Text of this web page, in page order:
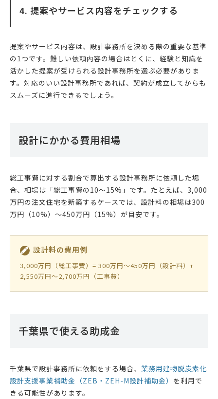
4. 提案やサービス内容をチェックする
提案やサービス内容は、設計事務所を決める際の重要な基準
の1つです。難しい依頼内容の場合はとくに、経験と知識を
活かした提案が受けられる設計事務所を選ぶ必要がありま
す。対応のいい設計事務所であれば、契約が成立してからも
スムーズに進行できるでしょう。
設計にかかる費用相場
総工事費に対する割合で算出する設計事務所に依頼した場
合、相場は「総工事費の10〜15%」です。たとえば、3,000
万円の注文住宅を新築するケースでは、設計料の相場は300
万円（10%）〜450万円（15%）が目安です。
設計料の費用例
3,000万円（総工事費）= 300万円〜450万円（設計料）+
2,550万円〜2,700万円（工事費）
千葉県で使える助成金
千葉県で設計事務所に依頼をする場合、 業務用建物脱炭素化
設計支援事業補助金（ZEB・ZEH-M設計補助金） を利用で
きる可能性があります。